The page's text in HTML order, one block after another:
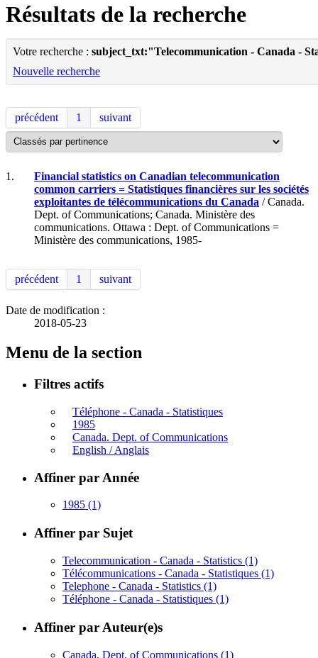
Résultats de la recherche
Votre recherche : subject_txt:"Telecommunication - Canada -
Nouvelle recherche
précédent 1 suivant
1.
Financial statistics on Canadian telecommunication
common carriers = Statistiques financières sur les sociétés
exploitantes de télécommunications du Canada / Canada.
Dept. of Communications; Canada. Ministère des
communications. Ottawa : Dept. of Communications =
Ministère des communications, 1985-
précédent 1 suivant
Date de modification :
2018-05-23
Menu de la section
Filtres actifs
Téléphone - Canada - Statistiques
1985
Canada. Dept. of Communications
English / Anglais
Affiner par Année
1985 (1)
Affiner par Sujet
Telecommunication - Canada - Statistics (1)
Télécommunications - Canada - Statistiques (1)
Telephone - Canada - Statistics (1)
Téléphone - Canada - Statistiques (1)
Affiner par Auteur(e)s
Canada. Dept. of Communications (1)